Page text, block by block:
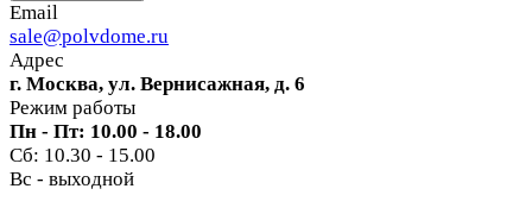
Email
sale@polvdome.ru
Адрес
г. Москва, ул. Вернисажная, д. 6
Режим работы
Пн - Пт: 10.00 - 18.00
Сб: 10.30 - 15.00
Вс - выходной